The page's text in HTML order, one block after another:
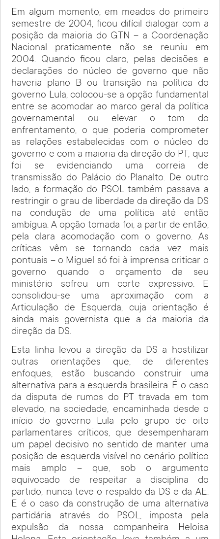
Em algum momento, em meados do primeiro
semestre de 2004, ficou difícil dialogar com a
posição da maioria do GTN – a Coordenação
Nacional praticamente não se reuniu em
2004. Quando ficou claro, pelas decisões e
declarações do núcleo de governo que não
haveria plano B ou transição na política do
governo Lula, colocou-se a opção fundamental
entre se acomodar ao marco geral da política
governamental ou elevar o tom do
enfrentamento, o que poderia comprometer
as relações estabelecidas com o núcleo do
governo e com a maioria da direção do PT, que
foi se evidenciando uma correia de
transmissão do Palácio do Planalto. De outro
lado, a formação do PSOL também passava a
restringir o grau de liberdade da direção da DS
na condução de uma política até então
ambígua. A opção tomada foi, a partir de então,
pela clara acomodação com o governo. As
críticas vêm se tornando cada vez mais
pontuais – o Miguel só foi à imprensa criticar o
governo quando o orçamento de seu
ministério sofreu um corte expressivo. E
consolidou-se uma aproximação com a
Articulação de Esquerda, cuja orientação é
ainda mais governista que a da maioria da
direção da DS.
Esta linha levou a direção da DS a hostilizar
outras orientações que, de diferentes
enfoques, estão buscando construir uma
alternativa para a esquerda brasileira. É o caso
da disputa de rumos do PT travada em tom
elevado, na sociedade, encaminhada desde o
início do governo Lula pelo grupo de oito
parlamentares críticos, que desempenharam
um papel decisivo no sentido de manter uma
posição de esquerda visível no cenário político
mais amplo – que, sob o argumento
equivocado de respeitar a disciplina do
partido, nunca teve o respaldo da DS e da AE.
E é o caso da construção de uma alternativa
partidária através do PSOL, imposta pela
expulsão da nossa companheira Heloisa